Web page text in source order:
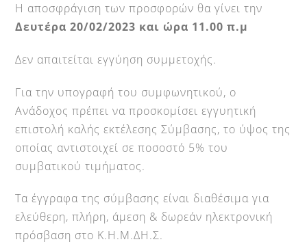
Η αποσφράγιση των προσφορών θα γίνει την
Δευτέρα 20/02/2023 και ώρα 11.00 π.μ
Δεν απαιτείται εγγύηση συμμετοχής.
Για την υπογραφή του συμφωνητικού, ο
Ανάδοχος πρέπει να προσκομίσει εγγυητική
επιστολή καλής εκτέλεσης Σύμβασης, το ύψος της
οποίας αντιστοιχεί σε ποσοστό 5% του
συμβατικού τιμήματος.
Τα έγγραφα της σύμβασης είναι διαθέσιμα για
ελεύθερη, πλήρη, άμεση & δωρεάν ηλεκτρονική
πρόσβαση στο Κ.Η.Μ.ΔΗ.Σ.